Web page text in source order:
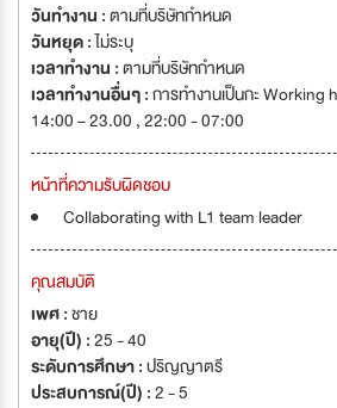
วันทำงาน :ตามที่บริษัทกำหนด
วันหยุด :ไม่ระบุ
เวลาทำงาน :ตามที่บริษัทกำหนด
เวลาทำงานอื่นๆ :การทำงานเป็นกะ
14:00 – 23.00 , 22:00 - 07:00
หน้าที่ความรับผิดชอบ
Collaborating with L1 team leader
คุณสมบัติ
เพศ :ชาย
อายุ(ปี) :25 - 40
ระดับการศึกษา :ปริญญาตรี
ประสบการณ์(ปี) :2 - 5